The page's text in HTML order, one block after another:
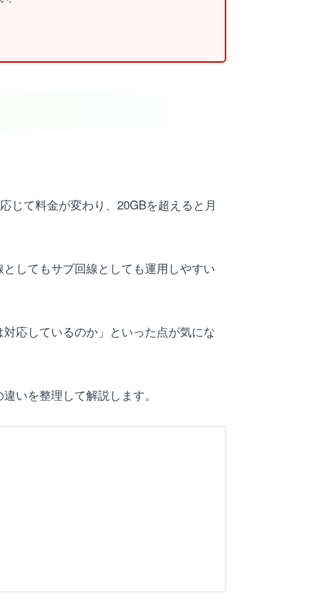
じて料金が変わり、20GBを超えると月
してもサブ回線としても運用しやすい
応しているのか」といった点が気にな
いを整理して解説します。